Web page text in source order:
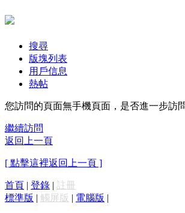
搜尋
版塊列表
用戶信息
熱帖
您訪問的頁面無手機頁面，是否進一步訪
繼續訪問
返回上一頁
[ 點擊這裡返回上一頁 ]
首頁 | 登錄 | 註冊
標準版 | 觸屏版 | 電腦版 |